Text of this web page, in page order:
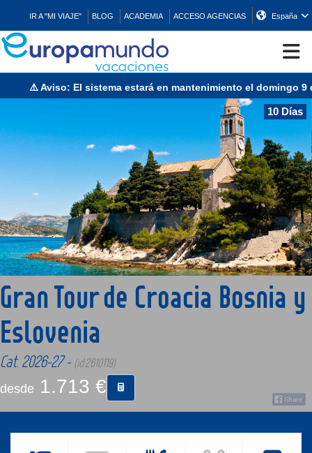
IR A "MI VIAJE" BLOG ACADEMIA ACCESO AGENCIAS España
CRUCEROS
EUROPA
ASIA
ORIENTE
PROMOCIONES
COMPRAR
El sistema estará en mantenimiento el domingo 9 de
10 Días
Gran Tour de Croacia Bosnia y
Eslovenia
Cat. 2026-27 - (id:2610119)
desde 1.713 €